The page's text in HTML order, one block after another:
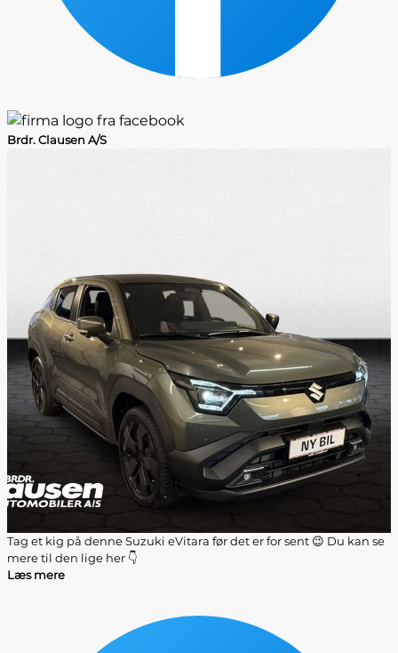
Brdr. Clausen A/S
Tag et kig på denne Suzuki eVitara før det er for sent 😉 Du kan se
mere til den lige her 👇
Læs mere